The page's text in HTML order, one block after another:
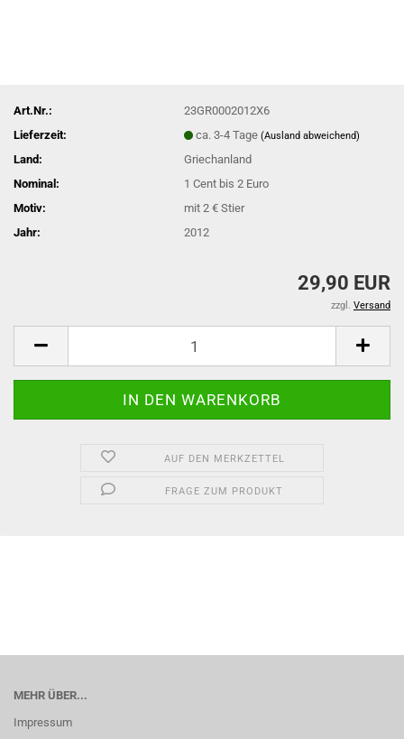
Art.Nr.:
23GR0002012X6
Lieferzeit:
ca. 3-4 Tage(Ausland abweichend)
Land:
Griechanland
Nominal:
1 Cent bis 2 Euro
Motiv:
mit 2 € Stier
Jahr:
2012
29,90 EUR
zzgl. Versand
AUF DEN MERKZETTEL
FRAGE ZUM PRODUKT
MEHR ÜBER...
Impressum